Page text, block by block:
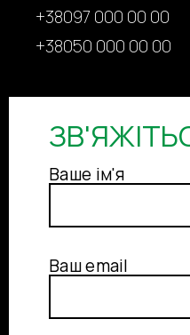
+38097 000 00 00
+38050 000 00 00
Ваше ім'я
Ваш email